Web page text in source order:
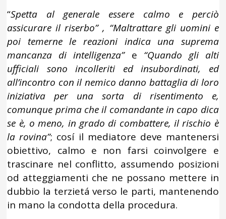
“Spetta al generale essere calmo e perciò
assicurare il riserbo” , “Maltrattare gli uomini e
poi temerne le reazioni indica una suprema
mancanza di intelligenza”e “Quando gli alti
ufficiali sono incolleriti ed insubordinati, ed
all’incontro con il nemico danno battaglia di loro
iniziativa per una sorta di risentimento e,
comunque prima che il comandante in capo dica
se è, o meno, in grado di combattere, il rischio è
la rovina”; cosí il mediatore deve mantenersi
obiettivo, calmo e non farsi coinvolgere e
trascinare nel conflitto, assumendo posizioni
od atteggiamenti che ne possano mettere in
dubbio la terzietá verso le parti, mantenendo
in mano la condotta della procedura.